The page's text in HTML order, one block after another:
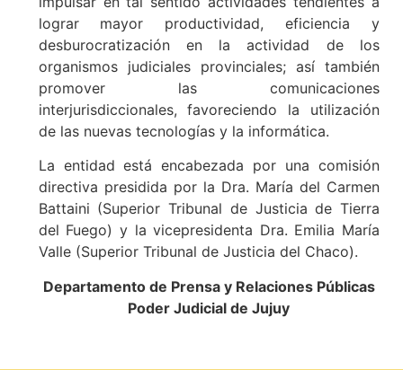
lograr mayor productividad, eficiencia y
desburocratización en la actividad de los
organismos judiciales provinciales; así también
promover las comunicaciones
interjurisdiccionales, favoreciendo la utilización
de las nuevas tecnologías y la informática.
La entidad está encabezada por una comisión
directiva presidida por la Dra. María del Carmen
Battaini (Superior Tribunal de Justicia de Tierra
del Fuego) y la vicepresidenta Dra. Emilia María
Valle (Superior Tribunal de Justicia del Chaco).
Departamento de Prensa y Relaciones Públicas
Poder Judicial de Jujuy